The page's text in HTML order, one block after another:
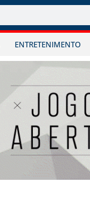
ENTRETENIMENTO